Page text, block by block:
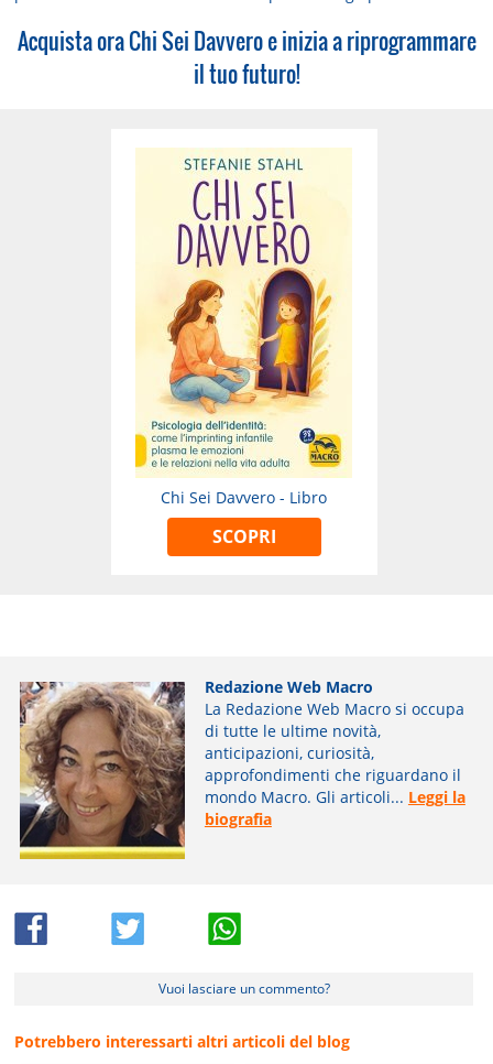
Acquista ora Chi Sei Davvero e inizia a riprogrammare
il tuo futuro!
Chi Sei Davvero - Libro
SCOPRI
Redazione Web Macro
La Redazione Web Macro si occupa
di tutte le ultime novità,
anticipazioni, curiosità,
approfondimenti che riguardano il
mondo Macro. Gli articoli... Leggi la
biografia
Vuoi lasciare un commento?
Potrebbero interessarti altri articoli del blog